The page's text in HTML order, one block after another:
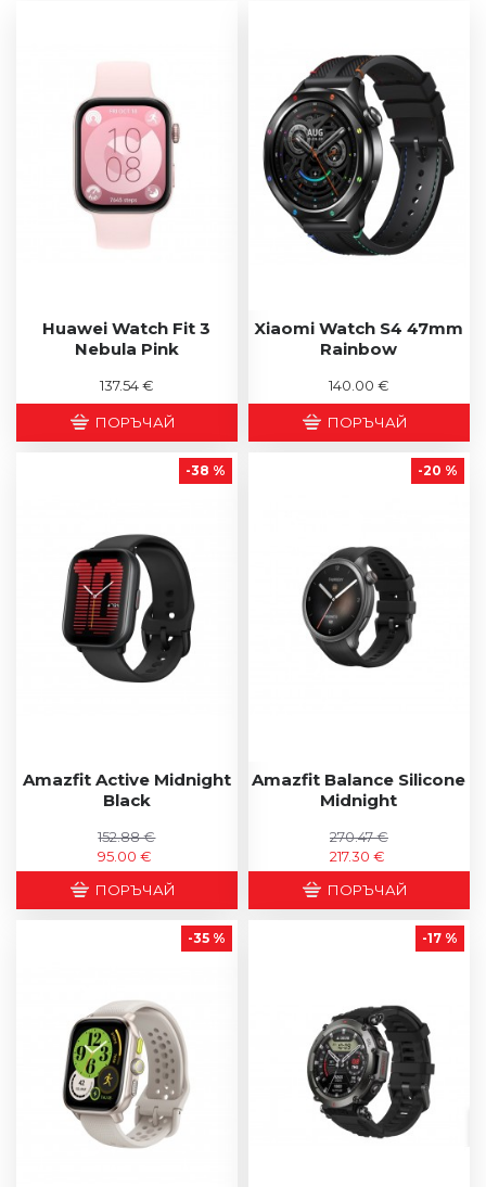
Huawei Watch Fit 3
Nebula Pink
137.54 €
ПОРЪЧАЙ
Xiaomi Watch S4 47mm
Rainbow
140.00 €
ПОРЪЧАЙ
-38 %
Amazfit Active Midnight
Black
95.00 €
152.88 €
ПОРЪЧАЙ
-20 %
Amazfit Balance Silicone
Midnight
217.30 €
270.47 €
ПОРЪЧАЙ
-35 % -17 %